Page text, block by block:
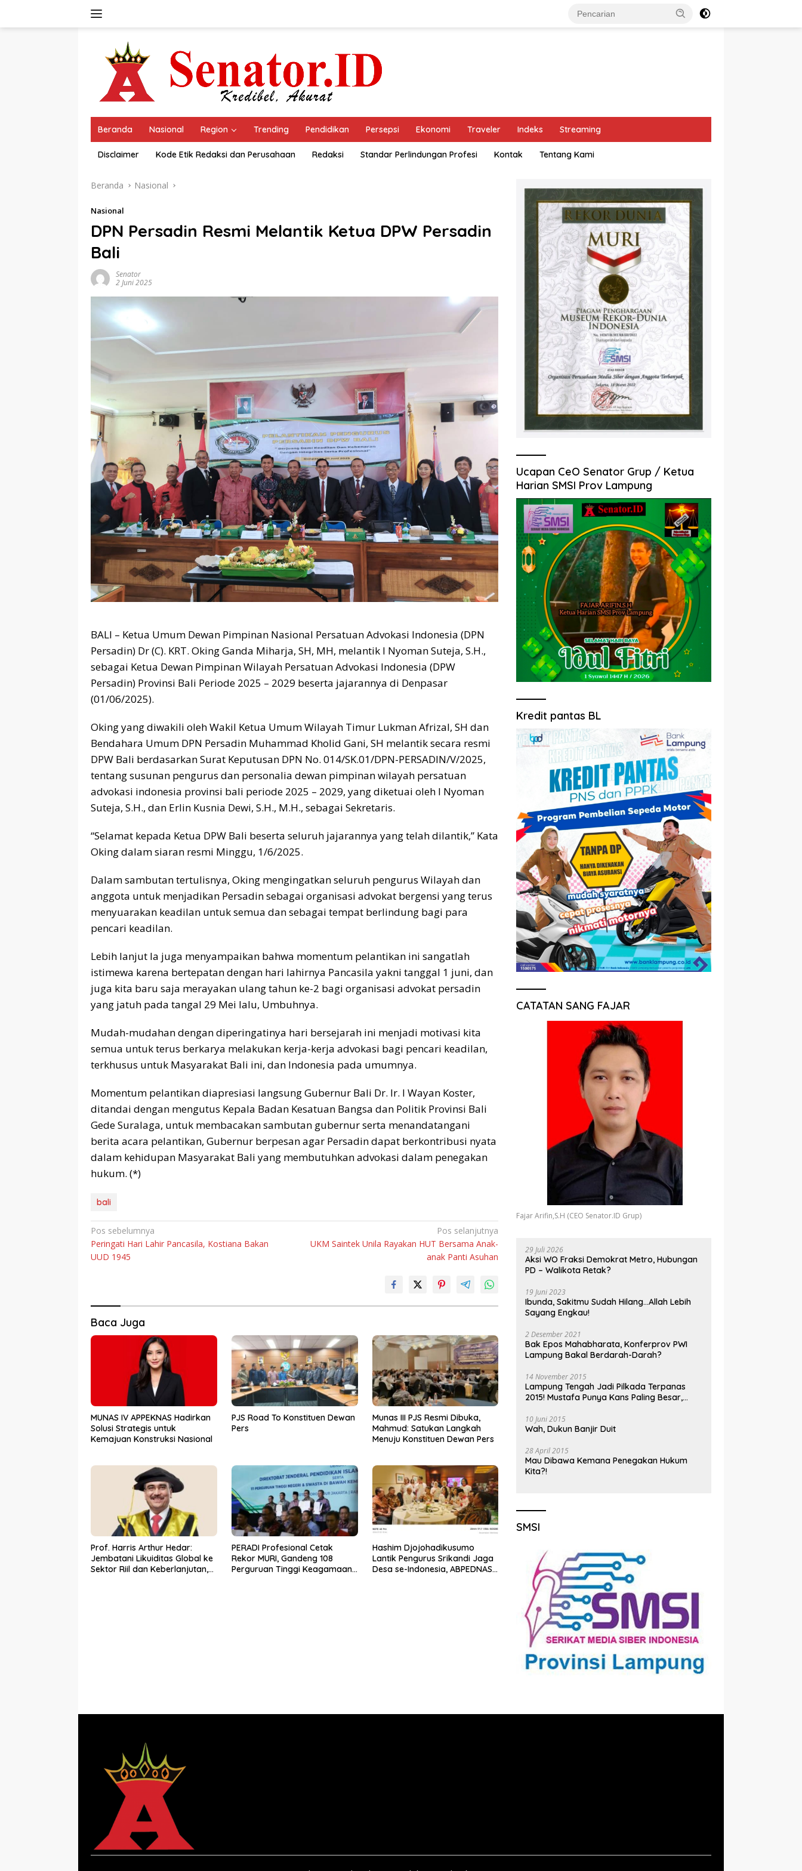
Beranda Nasional Region Trending Pendidikan Persepsi Ekonomi Traveler Indeks Streaming
Disclaimer Kode Etik Redaksi dan Perusahaan Redaksi Standar Perlindungan Profesi Kontak Tentang Kami
Beranda Nasional
Nasional
DPN Persadin Resmi Melantik Ketua DPW Persadin
Bali
Senator
2 Juni 2025
BALI – Ketua Umum Dewan Pimpinan Nasional Persatuan Advokasi Indonesia (DPN
Persadin) Dr (C). KRT. Oking Ganda Miharja, SH, MH, melantik I Nyoman Suteja, S.H.,
sebagai Ketua Dewan Pimpinan Wilayah Persatuan Advokasi Indonesia (DPW
Persadin) Provinsi Bali Periode 2025 – 2029 beserta jajarannya di Denpasar
(01/06/2025).
Oking yang diwakili oleh Wakil Ketua Umum Wilayah Timur Lukman Afrizal, SH dan
Bendahara Umum DPN Persadin Muhammad Kholid Gani, SH melantik secara resmi
DPW Bali berdasarkan Surat Keputusan DPN No. 014/SK.01/DPN-PERSADIN/V/2025,
tentang susunan pengurus dan personalia dewan pimpinan wilayah persatuan
advokasi indonesia provinsi bali periode 2025 – 2029, yang diketuai oleh I Nyoman
Suteja, S.H., dan Erlin Kusnia Dewi, S.H., M.H., sebagai Sekretaris.
“Selamat kepada Ketua DPW Bali beserta seluruh jajarannya yang telah dilantik,” Kata
Oking dalam siaran resmi Minggu, 1/6/2025.
‎Dalam sambutan tertulisnya, Oking mengingatkan seluruh pengurus Wilayah dan
anggota untuk menjadikan Persadin sebagai organisasi advokat bergensi yang terus
menyuarakan keadilan untuk semua dan sebagai tempat berlindung bagi para
pencari keadilan.
Lebih lanjut Ia juga menyampaikan bahwa momentum pelantikan ini sangatlah
istimewa karena bertepatan dengan hari lahirnya Pancasila yakni tanggal 1 juni, dan
juga kita baru saja merayakan ulang tahun ke-2 bagi organisasi advokat persadin
yang jatuh pada tangal 29 Mei lalu, Umbuhnya.
Mudah-mudahan dengan diperingatinya hari bersejarah ini menjadi motivasi kita
semua untuk terus berkarya melakukan kerja-kerja advokasi bagi pencari keadilan,
terkhusus untuk Masyarakat Bali ini, dan Indonesia pada umumnya.
Momentum pelantikan diapresiasi langsung Gubernur Bali Dr. Ir. I Wayan Koster,
ditandai dengan mengutus Kepala Badan Kesatuan Bangsa dan Politik Provinsi Bali
Gede Suralaga, untuk membacakan sambutan gubernur serta menandatangani
berita acara pelantikan, Gubernur berpesan agar Persadin dapat berkontribusi nyata
dalam kehidupan Masyarakat Bali yang membutuhkan advokasi dalam penegakan
hukum. (*)
bali
Navigasi
pos
Pos sebelumnya
Peringati Hari Lahir Pancasila, Kostiana Bakan
UUD 1945
Pos selanjutnya
UKM Saintek Unila Rayakan HUT Bersama Anak-
anak Panti Asuhan
Baca Juga
MUNAS IV APPEKNAS Hadirkan
Solusi Strategis untuk
Kemajuan Konstruksi Nasional
PJS Road To Konstituen Dewan
Pers
Munas III PJS Resmi Dibuka,
Mahmud: Satukan Langkah
Menuju Konstituen Dewan Pers
Prof. Harris Arthur Hedar:
Jembatani Likuiditas Global ke
Sektor Riil dan Keberlanjutan,
PERADI Profesional Cetak
Rekor MURI, Gandeng 108
Perguruan Tinggi Keagamaan
Hashim Djojohadikusumo
Lantik Pengurus Srikandi Jaga
Desa se-Indonesia, ABPEDNAS
Ucapan CeO Senator Grup / Ketua
Harian SMSI Prov Lampung
Kredit pantas BL
CATATAN SANG FAJAR
Fajar Arifin,S.H (CEO Senator.ID Grup)
29 Juli 2026
Aksi WO Fraksi Demokrat Metro, Hubungan
PD – Walikota Retak?
19 Juni 2023
Ibunda, Sakitmu Sudah Hilang…Allah Lebih
Sayang Engkau!
2 Desember 2021
Bak Epos Mahabharata, Konferprov PWI
Lampung Bakal Berdarah-Darah?
14 November 2015
Lampung Tengah Jadi Pilkada Terpanas
2015! Mustafa Punya Kans Paling Besar,
10 Juni 2015
Wah, Dukun Banjir Duit
28 April 2015
Mau Dibawa Kemana Penegakan Hukum
Kita?!
SMSI